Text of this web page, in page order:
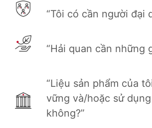
“Tôi có cần người đại
“Hải quan cần những
“Liệu sản phẩm của
vững và/hoặc sử
không?”